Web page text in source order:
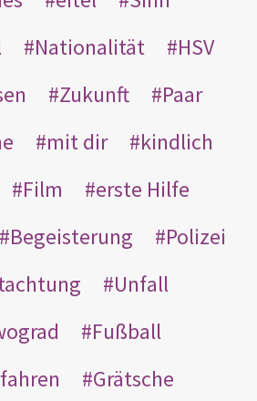
Nationalität
HSV
Zukunft
Paar
mit dir
kindlich
Film
erste Hilfe
Begeisterung
Polizei
Unfall
Fußball
Grätsche